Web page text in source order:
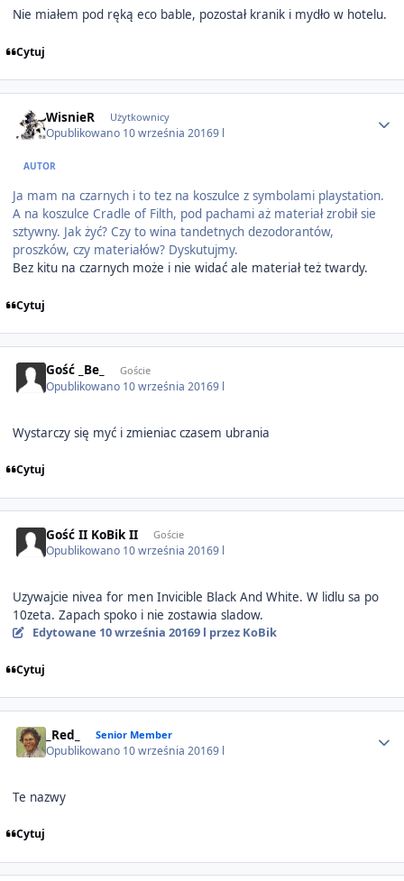
Nie miałem pod ręką eco bable, pozostał kranik i mydło w hotelu.
Cytuj
WisnieR Użytkownicy
Opublikowano 10 września 20169 l
AUTOR
Ja mam na czarnych i to tez na koszulce z symbolami playstation.
A na koszulce Cradle of Filth, pod pachami aż materiał zrobił sie
sztywny. Jak żyć? Czy to wina tandetnych dezodorantów,
proszków, czy materiałów? Dyskutujmy.
Bez kitu na czarnych może i nie widać ale materiał też twardy.
Cytuj
Gość _Be_ Goście
Opublikowano 10 września 20169 l
Wystarczy się myć i zmieniac czasem ubrania
Cytuj
Gość II KoBik II Goście
Opublikowano 10 września 20169 l
Uzywajcie nivea for men Invicible Black And White. W lidlu sa po
10zeta. Zapach spoko i nie zostawia sladow.
Edytowane 10 września 20169 l przez KoBik
Cytuj
_Red_ Senior Member
Opublikowano 10 września 20169 l
Te nazwy
Cytuj